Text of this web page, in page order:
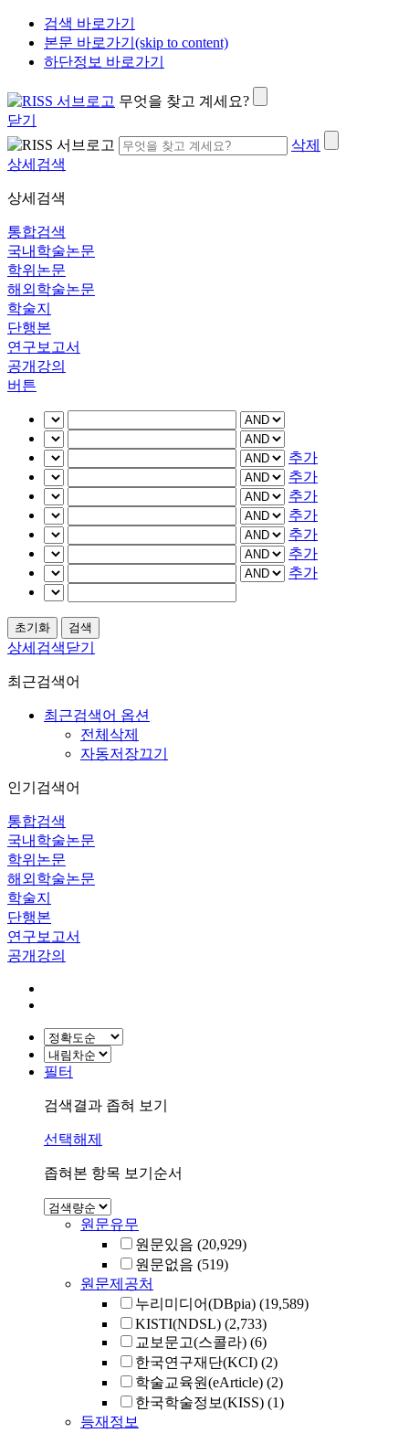
검색 바로가기
본문 바로가기(skip to content)
하단정보 바로가기
무엇을 찾고 계세요?
닫기
삭제
상세검색
상세검색
통합검색
국내학술논문
학위논문
해외학술논문
학술지
단행본
연구보고서
공개강의
버튼
추가
추가
추가
추가
추가
추가
추가
상세검색닫기
최근검색어
최근검색어 옵션
전체삭제
자동저장끄기
인기검색어
통합검색
국내학술논문
학위논문
해외학술논문
학술지
단행본
연구보고서
공개강의
필터
검색결과 좁혀 보기
선택해제
좁혀본 항목 보기순서
원문유무
원문있음 (20,929)
원문없음 (519)
원문제공처
누리미디어(DBpia) (19,589)
KISTI(NDSL) (2,733)
교보문고(스콜라) (6)
한국연구재단(KCI) (2)
학술교육원(eArticle) (2)
한국학술정보(KISS) (1)
등재정보